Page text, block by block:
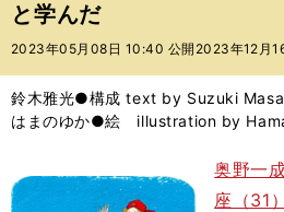
テ
ー
バ
と学んだ
2023年05月08日 10:40 公開 2023年12月
鈴木雅光●構成 text by Suzuki
はまのゆか●絵 illustration by
奥野一
座（31）